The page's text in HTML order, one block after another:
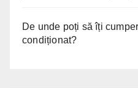
De unde poți să îți
condiționat?